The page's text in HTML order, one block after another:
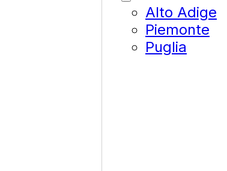
Alto Adige
Piemonte
Puglia